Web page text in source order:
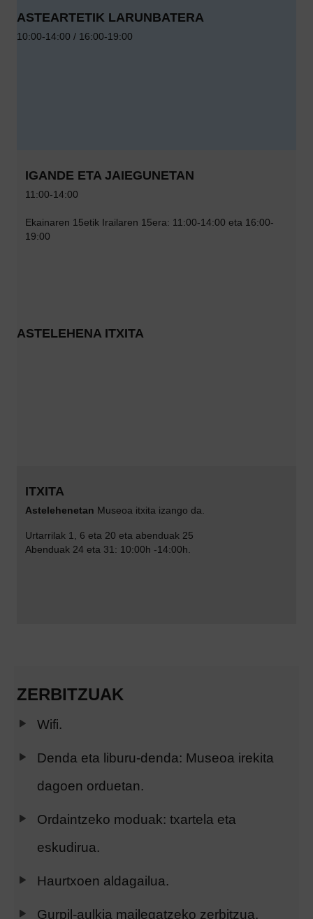
ASTEARTETIK LARUNBATERA
10:00-14:00 / 16:00-19:00
IGANDE ETA JAIEGUNETAN
11:00-14:00
Ekainaren 15etik Irailaren 15era: 11:00-14:00 eta 16:00-
19:00
ASTELEHENA ITXITA
ITXITA
Astelehenetan Museoa itxita izango da.
Urtarrilak 1, 6 eta 20 eta abenduak 25
Abenduak 24 eta 31: 10:00h -14:00h.
ZERBITZUAK
Wifi.
Denda eta liburu-denda: Museoa irekita
dagoen orduetan.
Ordaintzeko moduak: txartela eta
eskudirua.
Haurtxoen aldagailua.
Gurpil-aulkia mailegatzeko zerbitzua.